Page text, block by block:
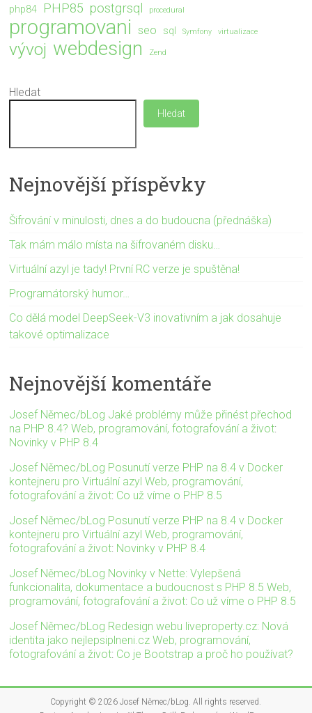
php84 PHP85 postgrsql procedural
programovani seo sql Symfony virtualizace
vývoj webdesign Zend
Hledat
Hledat
Nejnovější příspěvky
Šifrování v minulosti, dnes a do budoucna (přednáška)
Tak mám málo místa na šifrovaném disku…
Virtuální azyl je tady! První RC verze je spuštěna!
Programátorský humor…
Co dělá model DeepSeek-V3 inovativním a jak dosahuje
takové optimalizace
Nejnovější komentáře
Josef Němec/bLog Jaké problémy může přinést přechod
na PHP 8.4? Web, programování, fotografování a život:
Novinky v PHP 8.4
Josef Němec/bLog Posunutí verze PHP na 8.4 v Docker
kontejneru pro Virtuální azyl Web, programování,
fotografování a život: Co už víme o PHP 8.5
Josef Němec/bLog Posunutí verze PHP na 8.4 v Docker
kontejneru pro Virtuální azyl Web, programování,
fotografování a život: Novinky v PHP 8.4
Josef Němec/bLog Novinky v Nette: Vylepšená
funkcionalita, dokumentace a budoucnost s PHP 8.5 Web,
programování, fotografování a život: Co už víme o PHP 8.5
Josef Němec/bLog Redesign webu liveproperty.cz: Nová
identita jako nejlepsiplneni.cz Web, programování,
fotografování a život: Co je Bootstrap a proč ho používat?
Copyright © 2026Josef Němec/bLog. All rights reserved.